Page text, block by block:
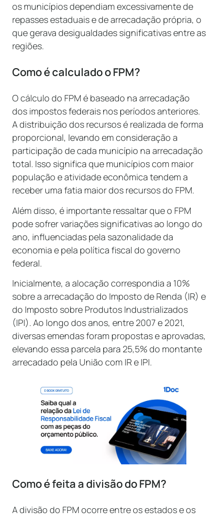
os municípios dependiam excessivamente de
repasses estaduais e de arrecadação própria, o
que gerava desigualdades significativas entre as
regiões.
Como é calculado o FPM?
O cálculo do FPM é baseado na arrecadação
dos impostos federais nos períodos anteriores.
A distribuição dos recursos é realizada de forma
proporcional, levando em consideração a
participação de cada município na arrecadação
total. Isso significa que municípios com maior
população e atividade econômica tendem a
receber uma fatia maior dos recursos do FPM.
Além disso, é importante ressaltar que o FPM
pode sofrer variações significativas ao longo do
ano, influenciadas pela sazonalidade da
economia e pela política fiscal do governo
federal.
Inicialmente, a alocação correspondia a 10%
sobre a arrecadação do Imposto de Renda (IR) e
do Imposto sobre Produtos Industrializados
(IPI). Ao longo dos anos, entre 2007 e 2021,
diversas emendas foram propostas e aprovadas,
elevando essa parcela para 25,5% do montante
arrecadado pela União com IR e IPI.
Como é feita a divisão do FPM?
A divisão do FPM ocorre entre os estados e os